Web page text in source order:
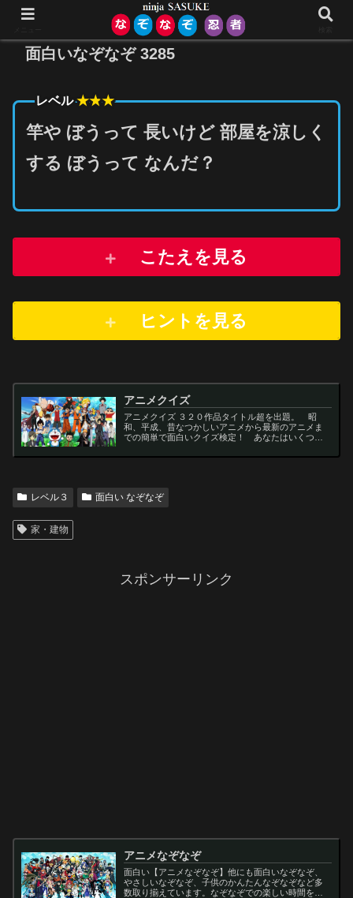
面白いなぞなぞ 3285
レベル★★★
竿や ぼうって 長いけど 部屋を涼しく
する ぼうって なんだ？
こたえを見る
ヒントを 見る
アニメクイズ
アニメクイズ ３２０作品タイトル超を出題。 昭
和、平成、昔なつかしいアニメから最新のアニメま
での簡単で面白いクイズ検定！ あなたはいくつわ
ど一問一答から3択・4択問題までの小学生の簡単問
レベル３ 面白い なぞなぞ
家・建物
スポンサーリンク
アニメなぞなぞ
面白い【アニメなぞなぞ】他にも面白いなぞなぞ、
やさしいなぞなぞ、子供のかんたんなぞなぞなど多
数取り揃えています。なぞなぞでの楽しい時間をお